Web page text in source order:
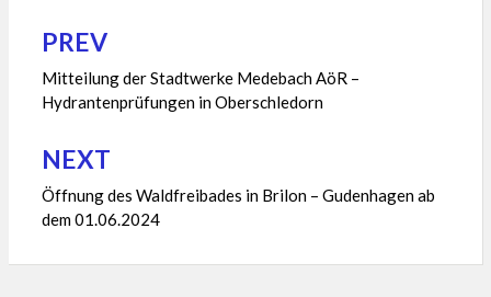
Beitragsnavigation
PREV
Mitteilung der Stadtwerke Medebach AöR –
Hydrantenprüfungen in Oberschledorn
NEXT
Öffnung des Waldfreibades in Brilon – Gudenhagen ab
dem 01.06.2024